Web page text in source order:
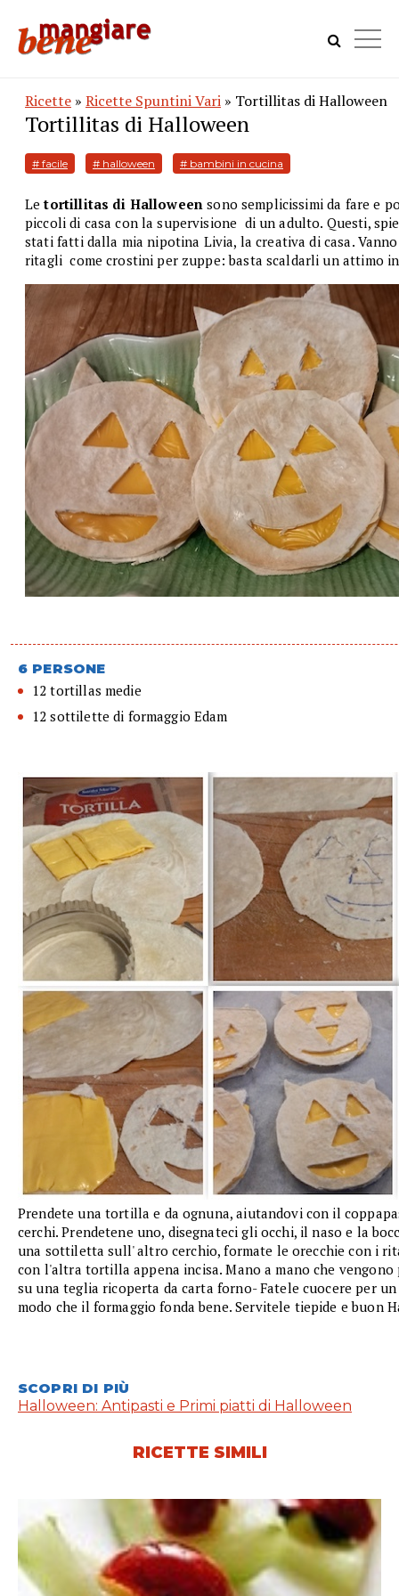
Ricette » Ricette Spuntini Vari » Tortillitas di Halloween
Tortillitas di Halloween
# facile # halloween # bambini in cucina
Letortillitas di Halloween sono semplicissimi da fare e
piccoli di casa con la supervisione di un adulto. Questi,
stati fatti dalla mia nipotina Livia, la creativa di casa.
ritagli come crostini per zuppe: basta scaldarli un attimo
6 PERSONE
12 tortillas medie
12 sottilette di formaggio Edam
Prendete una tortilla e da ognuna, aiutandovi con il
cerchi. Prendetene uno, disegnateci gli occhi, il naso e la
una sottiletta sull' altro cerchio, formate le orecchie con i
con l'altra tortilla appena incisa. Mano a mano che
su una teglia ricoperta da carta forno- Fatele cuocere per
modo che il formaggio fonda bene. Servitele tiepide e buon
SCOPRI DI PIÙ
Halloween: Antipasti e Primi piatti di Halloween
RICETTE SIMILI